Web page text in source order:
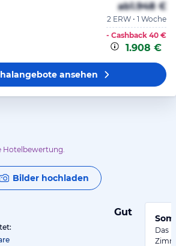
ab1.948 €
2 ERW • 1 Woche
- Cashback 40 €
1.908 €
ansehen
Hotelbewertung.
Bilder hochladen
Gut
Das